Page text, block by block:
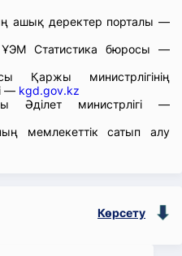
ашық деректер порталы —
ҰЭМ Статистика бюросы —
Қаржы министрлігінің
— kgd.gov.kz
Әділет министрлігі —
мемлекеттік сатып алу
Көрсету